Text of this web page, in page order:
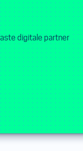
digitale partner